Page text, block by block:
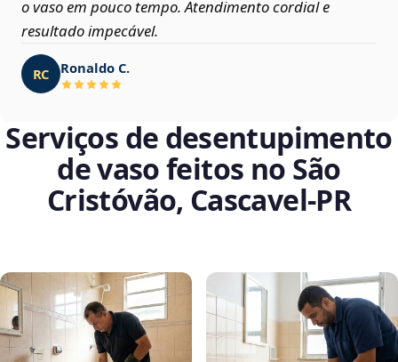
o vaso em pouco tempo. Atendimento cordial e
resultado impecável.
RC Ronaldo C.
Serviços de desentupimento
de vaso feitos no São
Cristóvão, Cascavel‑PR